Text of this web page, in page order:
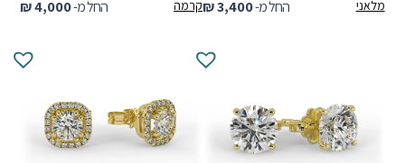
החל מ- ₪4,000 קרמה החל מ- ₪3,400 מלאני